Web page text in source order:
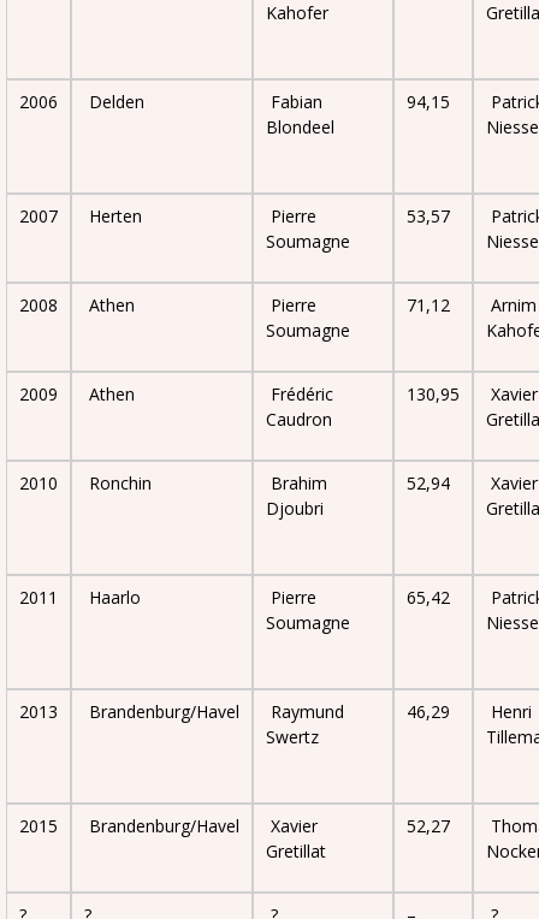
Kahofer
2006 Delden
Fabian
Blondeel
94,15
2007 Herten
Pierre
Soumagne
53,57
2008 Athen
Pierre
Soumagne
71,12
Arnim
2009 Athen
Frédéric
Caudron
130,95
Xavier
2010 Ronchin
Brahim
Djoubri
52,94
Xavier
2011 Haarlo
Pierre
Soumagne
65,42
2013 Brandenburg/Havel
Raymund
Swertz
46,29
Henri
2015 Brandenburg/Havel
Xavier
Gretillat
52,27